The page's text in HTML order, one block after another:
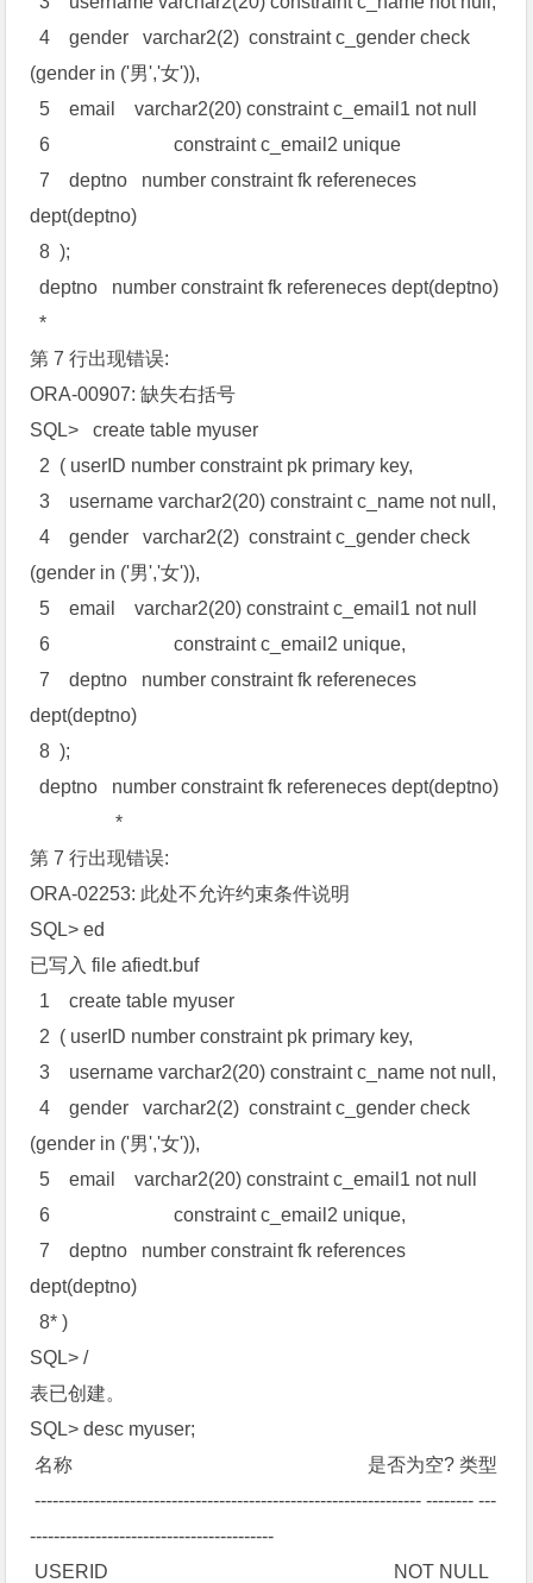
4 gender varchar2(2) constraint c_gender check
(gender in ('男','女')),
5 email varchar2(20) constraint c_email1 not null
6 constraint c_email2 unique
7 deptno number constraint fk refereneces
dept(deptno)
8 );
deptno number constraint fk refereneces dept(deptno)
*
第 7 行出现错误:
ORA-00907: 缺失右括号
SQL> create table myuser
2 ( userID number constraint pk primary key,
3 username varchar2(20) constraint c_name not null,
4 gender varchar2(2) constraint c_gender check
(gender in ('男','女')),
5 email varchar2(20) constraint c_email1 not null
6 constraint c_email2 unique,
7 deptno number constraint fk refereneces
dept(deptno)
8 );
deptno number constraint fk refereneces dept(deptno)
*
第 7 行出现错误:
ORA-02253: 此处不允许约束条件说明
SQL> ed
已写入 file afiedt.buf
1 create table myuser
2 ( userID number constraint pk primary key,
3 username varchar2(20) constraint c_name not null,
4 gender varchar2(2) constraint c_gender check
(gender in ('男','女')),
5 email varchar2(20) constraint c_email1 not null
6 constraint c_email2 unique,
7 deptno number constraint fk references
dept(deptno)
8* )
SQL> /
表已创建。
SQL> desc myuser;
名称 是否为空? 类型
----------------------------------------------------------------- -------- ---
-----------------------------------------
USERID NOT NULL